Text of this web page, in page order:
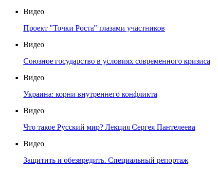
Видео
Проект "Точки Роста" глазами участников
Видео
Союзное государство в условиях современного кризиса
Видео
Украина: корни внутреннего конфликта
Видео
Что такое Русский мир? Лекция Сергея Пантелеева
Видео
Защитить и обезвредить. Специальный репортаж